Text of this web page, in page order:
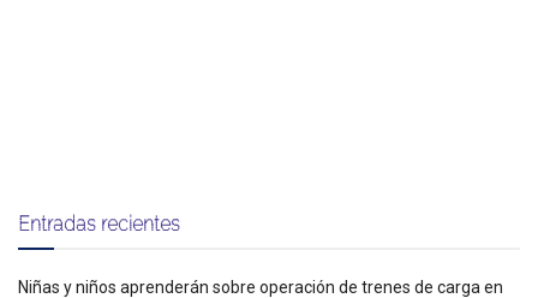
Entradas recientes
Niñas y niños aprenderán sobre operación de trenes de carga en